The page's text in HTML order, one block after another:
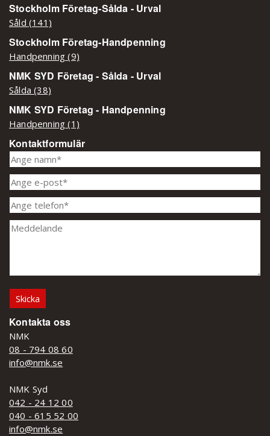
Stockholm Företag-Sålda - Urval
Såld (141)
Stockholm Företag-Handpenning
Handpenning (9)
NMK SYD Företag - Sålda - Urval
Sålda (38)
NMK SYD Företag - Handpenning
Handpenning (1)
Kontaktformulär
Kontakta oss
NMK
08 - 794 08 60
info@nmk.se
NMK Syd
042 - 24 12 00
040 - 615 52 00
info@nmk.se